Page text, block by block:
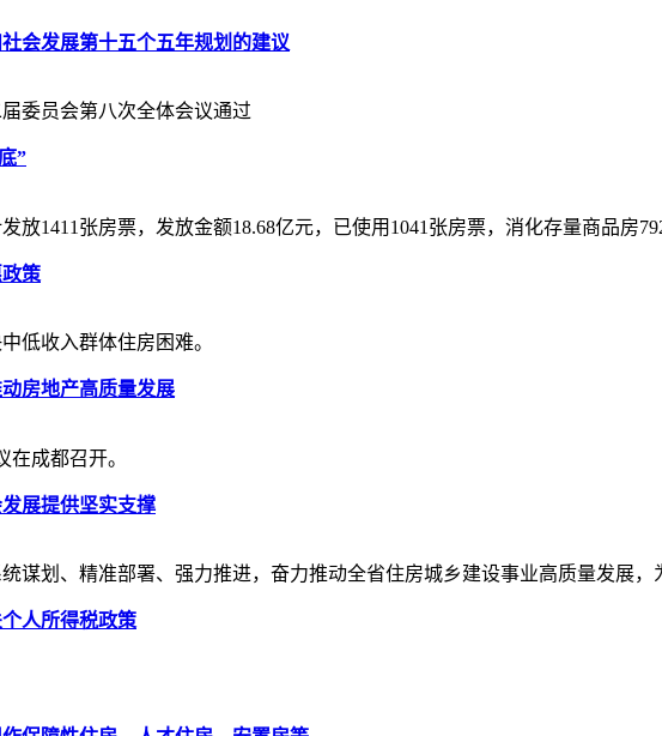
会发展第十五个五年规划的建议
委员会第八次全体会议通过
”
放1411张房票，发放金额18.68亿元，已使用1041张房票，消化存量商品房
策
低收入群体住房困难。
房地产高质量发展
成都召开。
展提供坚实支撑
谋划、精准部署、强力推进，奋力推动全省住房城乡建设事业高质量发展，
人所得税政策